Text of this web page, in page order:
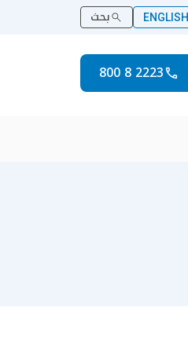
ENGLISH بحث
2223 8 800